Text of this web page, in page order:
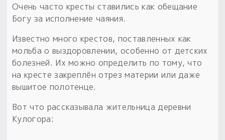
Очень часто кресты ставились как обещание
Богу за исполнение чаяния.
Известно много крестов, поставленных как
мольба о выздоровлении, особенно от детских
болезней. Их можно определить по тому, что
на кресте закреплён отрез материи или даже
вышитое полотенце.
Вот что рассказывала жительница деревни
Кулогора: